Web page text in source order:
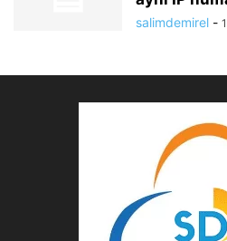
salimdemirel -